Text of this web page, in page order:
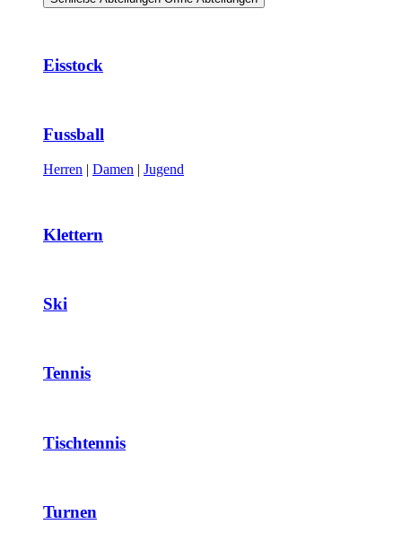
Eisstock
Fussball
Herren | Damen | Jugend
Klettern
Ski
Tennis
Tischtennis
Turnen